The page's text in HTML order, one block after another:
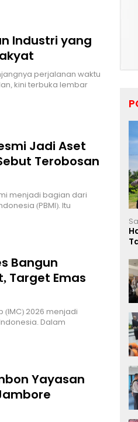
Industri yang
perjalanan waktu
kini terbuka lembar
Jadi Aset
Terobosan
menjadi bagian dari
(PBMI). Itu
Bangun
Target Emas
(IMC) 2026 menjadi
Dalam
Yayasan